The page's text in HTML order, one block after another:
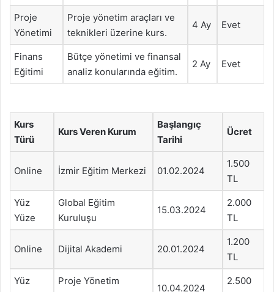
Proje
Yönetimi
Proje yönetim araçları ve
teknikleri üzerine kurs.
4 Ay Evet
Finans
Eğitimi
Bütçe yönetimi ve finansal
analiz konularında eğitim.
2 Ay Evet
Kurs
Türü
Kurs Veren Kurum
Başlangıç
Tarihi
Ücret
Online İzmir Eğitim Merkezi 01.02.2024
1.500
TL
Yüz
Yüze
Global Eğitim
Kuruluşu
15.03.2024
2.000
TL
Online Dijital Akademi 20.01.2024
1.200
TL
Yüz
Proje Yönetim
10.04.2024
2.500